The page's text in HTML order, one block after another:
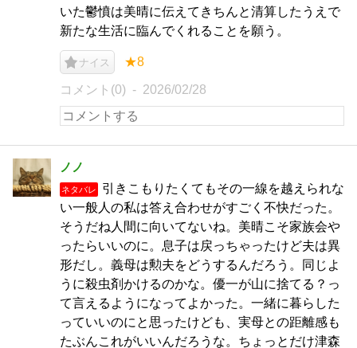
いた鬱憤は美晴に伝えてきちんと清算したうえで
新たな生活に臨んでくれることを願う。
ナイス ★8
コメント(0) 2026/02/28
ノノ
ネタバレ
引きこもりたくてもその一線を越えられな
い一般人の私は答え合わせがすごく不快だった。
そうだね人間に向いてないね。美晴こそ家族会や
ったらいいのに。息子は戻っちゃったけど夫は異
形だし。義母は勲夫をどうするんだろう。同じよ
うに殺虫剤かけるのかな。優一が山に捨てる？っ
て言えるようになってよかった。一緒に暮らした
っていいのにと思ったけども、実母との距離感も
たぶんこれがいいんだろうな。ちょっとだけ津森